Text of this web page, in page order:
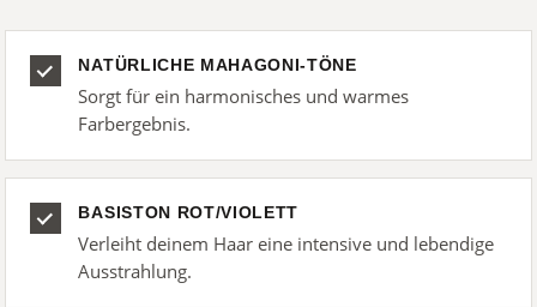
NATÜRLICHE MAHAGONI-TÖNE
Sorgt für ein harmonisches und warmes
Farbergebnis.
BASISTON ROT/VIOLETT
Verleiht deinem Haar eine intensive und lebendige
Ausstrahlung.